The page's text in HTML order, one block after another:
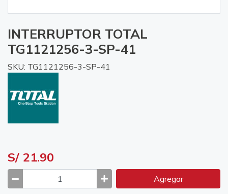
INTERRUPTOR TOTAL
TG1121256-3-SP-41
SKU: TG1121256-3-SP-41
S/ 21.90
Agregar